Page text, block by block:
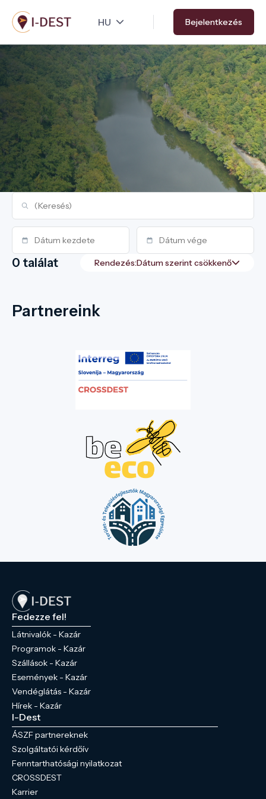
Ugrás
a
tartalomra
Bejelentkezés
0 találat Rendezés:
Partnereink
Fedezze fel!
Látnivalók - Kazár
Programok - Kazár
Szállások - Kazár
Események - Kazár
Vendéglátás - Kazár
Hírek - Kazár
I-Dest
ÁSZF partnereknek
Szolgáltatói kérdőív
Fenntarthatósági nyilatkozat
CROSSDEST
Karrier